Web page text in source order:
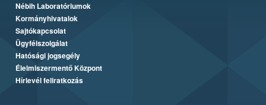
Nébih Laboratóriumok
Kormányhivatalok
Sajtókapcsolat
Ügyfélszolgálat
Hatósági jogsegély
Élelmiszermentő Központ
Hírlevél feliratkozás